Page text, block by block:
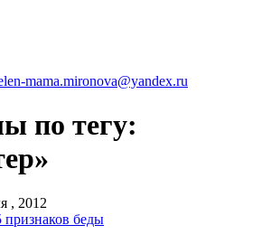
mama.mironova@yandex.ru
по тегу:
, 2012
беды